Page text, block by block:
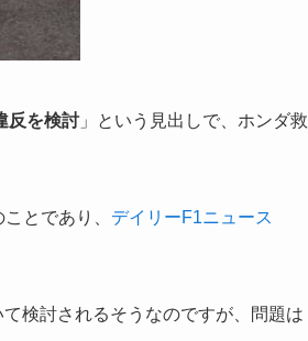
反を検討」という見出しで、ホンダ救
ことであり、 デイリーF1ニュース
検討されるそうなのですが、問題は